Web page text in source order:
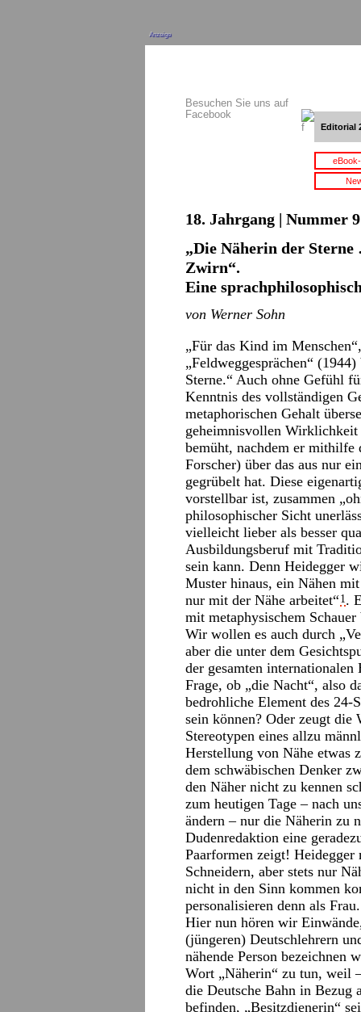
Anzeige
Besuchen Sie uns auf
Facebook
Editorial
18. Jahrgang | Nummer
„Die Näherin der
Zwirn“.
Eine
von Werner Sohn
„Für das Kind im
„Feldweggesprächen“
Sterne.“ Auch ohne Gefühl
Kenntnis des vollständigen
metaphorischen Gehalt
geheimnisvollen Wirklichkeit
bemüht, nachdem er mithilfe
Forscher) über das aus nur
gegrübelt hat. Diese
vorstellbar ist, zusammen
philosophischer Sicht
vielleicht lieber als besser
Ausbildungsberuf mit
sein kann. Denn Heidegger
Muster hinaus, ein Nähen
nur mit der Nähe arbeitet“1 .
mit metaphysischem
Wir wollen es auch durch
aber die unter dem
der gesamten
Frage, ob „die Nacht“, also
bedrohliche Element des 24-
sein können? Oder zeugt die
Stereotypen eines allzu
Herstellung von Nähe etwas
dem schwäbischen Denker
den Näher nicht zu kennen
zum heutigen Tage – nach
ändern – nur die Näherin zu
Dudenredaktion eine
Paarformen zeigt!
Schneidern, aber stets nur
nicht in den Sinn kommen
personalisieren denn als Frau.
Hier nun hören wir
(jüngeren) Deutschlehrern
nähende Person bezeichnen
Wort „Näherin“ zu tun, weil
die Deutsche Bahn in Bezug
befinden, „Besitzdienerin“